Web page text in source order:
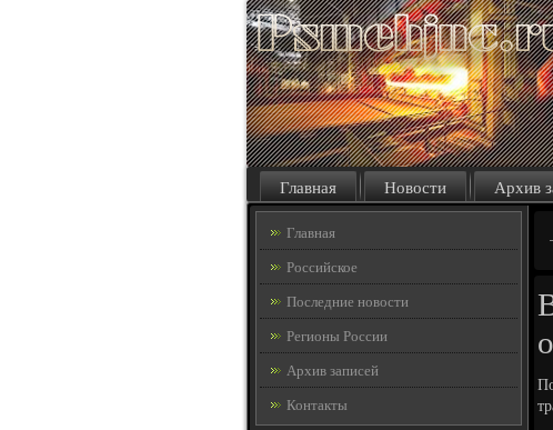
Главная Новости Архив
Главная
Российское
Последние новости
Регионы России
Архив записей
Контакты